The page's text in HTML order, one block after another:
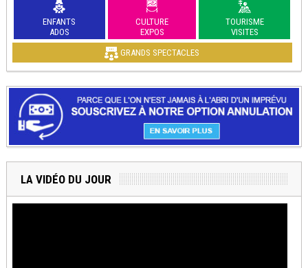
ENFANTS
ADOS
CULTURE
EXPOS
TOURISME
VISITES
GRANDS SPECTACLES
LA VIDÉO DU JOUR